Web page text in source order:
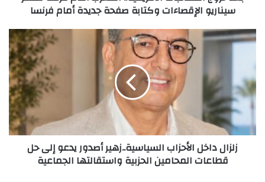
جديدة
أمام
سيناريو الإقصاءات وكتابة صفحة جديدة أمام فرنسا
زلزال
داخل
أصدور
يدعو
إلى
قطاعات
المحامينزلزال داخل الأحزاب السياسية..زهير أصدور يدعو إلى حل
قطاعات المحامين الحزبية واستقالتها الجماعية